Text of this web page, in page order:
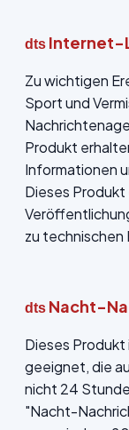
dts Internet-
Zu wichtigen
Sport und
Produkt
Informationen
Dieses
zu technischen
dts Nacht-
Dieses
geeignet, die
nicht 24
"Nacht-